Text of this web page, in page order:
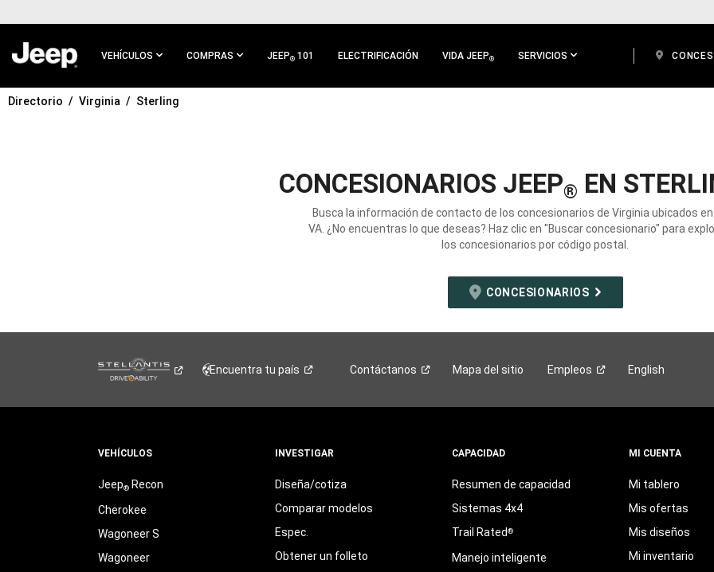
CONTENIDO
VEHÍCULOS COMPRAS JEEP® 101 ELECTRIFICACIÓN VIDA JEEP® SERVICIOS
IR A
Directorio Virginia Sterling
CONCESIONARIOS JEEP® EN
Busca la información de contacto de los concesionarios de Virginia ubicados
VA. ¿No encuentras lo que deseas? Haz clic en "Buscar concesionario" para
los concesionarios por código postal.
CONCESIONARIOS
Encuentra tu país Contáctanos Mapa del sitio Empleos English
VEHÍCULOS
Jeep®Recon
Cherokee
Wagoneer S
Wagoneer
INVESTIGAR
Diseña/cotiza
Comparar modelos
Espec.
Obtener un folleto
CAPACIDAD
Resumen de capacidad
Sistemas 4x4
Trail Rated®
Manejo inteligente
MI CUENTA
Mi tablero
Mis ofertas
Mis diseños
Mi inventario